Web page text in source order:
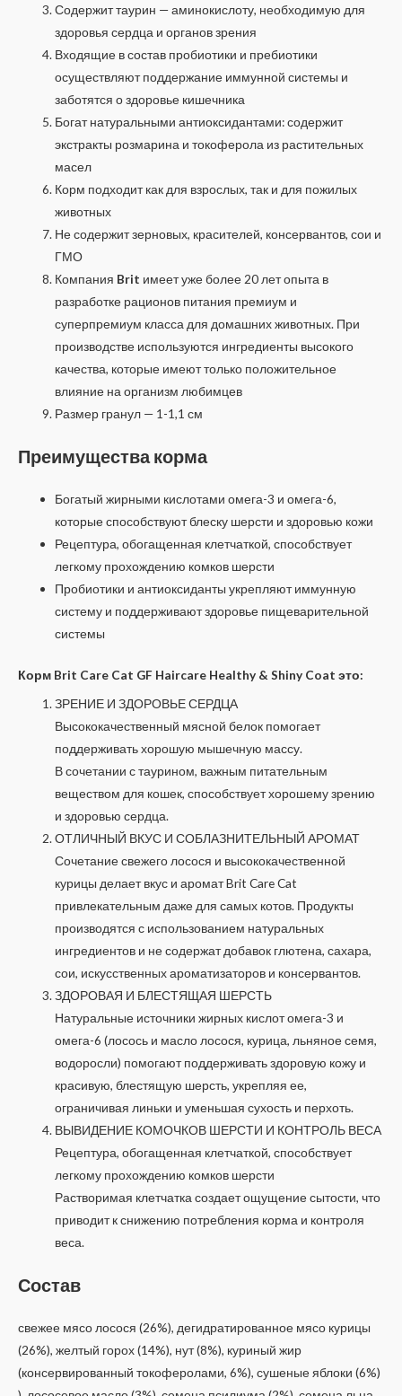
Содержит таурин — аминокислоту, необходимую для
здоровья сердца и органов зрения
Входящие в состав пробиотики и пребиотики
осуществляют поддержание иммунной системы и
заботятся о здоровье кишечника
Богат натуральными антиоксидантами: содержит
экстракты розмарина и токоферола из растительных
масел
Корм подходит как для взрослых, так и для пожилых
животных
Не содержит зерновых, красителей, консервантов, сои и
ГМО
Компания Brit имеет уже более 20 лет опыта в
разработке рационов питания премиум и
суперпремиум класса для домашних животных. При
производстве используются ингредиенты высокого
качества, которые имеют только положительное
влияние на организм любимцев
Размер гранул — 1-1,1 см
Преимущества корма
Богатый жирными кислотами омега-3 и омега-6,
которые способствуют блеску шерсти и здоровью кожи
Рецептура, обогащенная клетчаткой, способствует
легкому прохождению комков шерсти
Пробиотики и антиоксиданты укрепляют иммунную
систему и поддерживают здоровье пищеварительной
системы
Корм Brit Care Cat GF Haircare Healthy & Shiny Coat это:
ЗРЕНИЕ И ЗДОРОВЬЕ СЕРДЦА
Высококачественный мясной белок помогает
поддерживать хорошую мышечную массу.
В сочетании с таурином, важным питательным
веществом для кошек, способствует хорошему зрению
и здоровью сердца.
ОТЛИЧНЫЙ ВКУС И СОБЛАЗНИТЕЛЬНЫЙ АРОМАТ
Сочетание свежего лосося и высококачественной
курицы делает вкус и аромат Brit Care Cat
привлекательным даже для самых котов. Продукты
производятся с использованием натуральных
ингредиентов и не содержат добавок глютена, сахара,
сои, искусственных ароматизаторов и консервантов.
ЗДОРОВАЯ И БЛЕСТЯЩАЯ ШЕРСТЬ
Натуральные источники жирных кислот омега-3 и
омега-6 (лосось и масло лосося, курица, льняное семя,
водоросли) помогают поддерживать здоровую кожу и
красивую, блестящую шерсть, укрепляя ее,
ограничивая линьки и уменьшая сухость и перхоть.
ВЫВИДЕНИЕ КОМОЧКОВ ШЕРСТИ И КОНТРОЛЬ ВЕСА
Рецептура, обогащенная клетчаткой, способствует
легкому прохождению комков шерсти
Растворимая клетчатка создает ощущение сытости, что
приводит к снижению потребления корма и контроля
веса.
Состав
свежее мясо лосося (26%), дегидратированное мясо курицы
(26%), желтый горох (14%), нут (8%), куриный жир
(консервированный токоферолами, 6%), сушеные яблоки (6%)